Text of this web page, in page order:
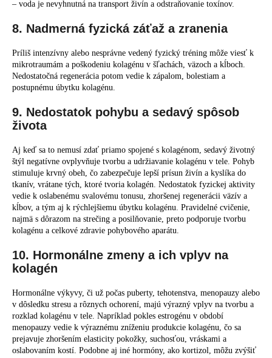
– voda je nevyhnutná na transport živín a odstraňovanie toxínov.
8. Nadmerná fyzická záťaž a zranenia
Príliš intenzívny alebo nesprávne vedený fyzický tréning môže viesť k
mikrotraumám a poškodeniu kolagénu v šľachách, väzoch a kĺboch.
Nedostatočná regenerácia potom vedie k zápalom, bolestiam a
postupnému úbytku kolagénu.
9. Nedostatok pohybu a sedavý spôsob
života
Aj keď sa to nemusí zdať priamo spojené s kolagénom, sedavý životný
štýl negatívne ovplyvňuje tvorbu a udržiavanie kolagénu v tele. Pohyb
stimuluje krvný obeh, čo zabezpečuje lepší prísun živín a kyslíka do
tkanív, vrátane tých, ktoré tvoria kolagén. Nedostatok fyzickej aktivity
vedie k oslabenému svalovému tonusu, zhoršenej regenerácii väzív a
kĺbov, a tým aj k rýchlejšiemu úbytku kolagénu. Pravidelné cvičenie,
najmä s dôrazom na strečing a posilňovanie, preto podporuje tvorbu
kolagénu a celkové zdravie pohybového aparátu.
10. Hormonálne zmeny a ich vplyv na
kolagén
Hormonálne výkyvy, či už počas puberty, tehotenstva, menopauzy alebo
v dôsledku stresu a rôznych ochorení, majú výrazný vplyv na tvorbu a
rozklad kolagénu v tele. Napríklad pokles estrogénu v období
menopauzy vedie k výraznému zníženiu produkcie kolagénu, čo sa
prejavuje zhoršením elasticity pokožky, suchosťou, vráskami a
oslabovaním kostí. Podobne aj iné hormóny, ako kortizol, môžu zvýšiť